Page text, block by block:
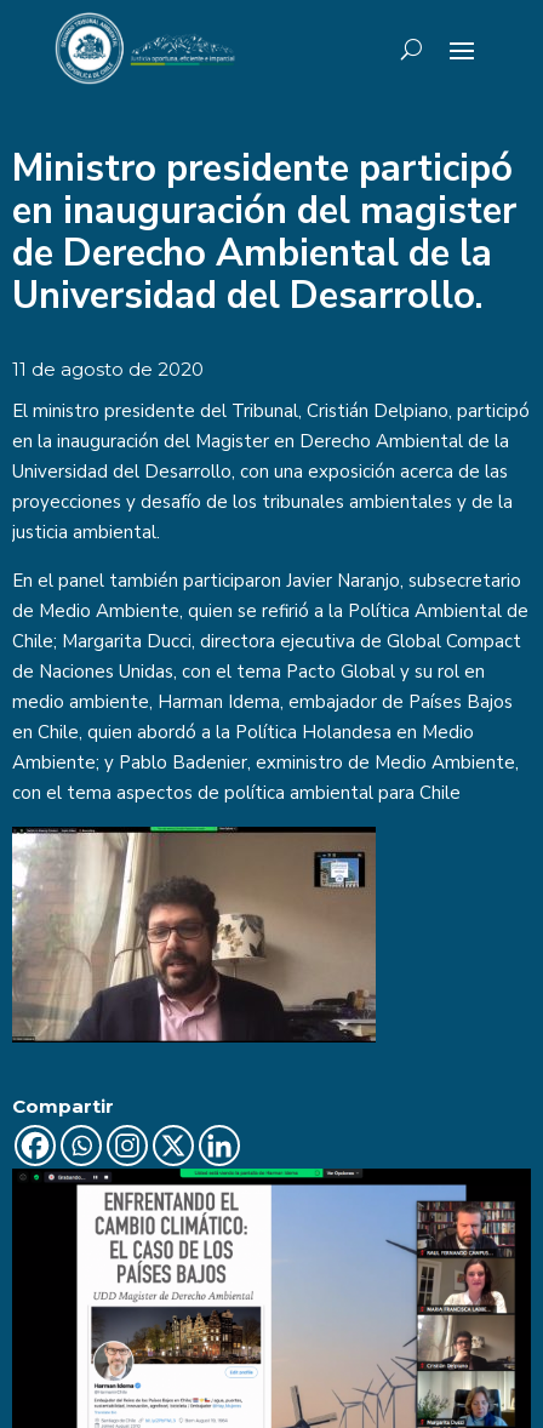
Ministro presidente participó
en inauguración del magister
de Derecho Ambiental de la
Universidad del Desarrollo.
11 de agosto de 2020
El ministro presidente del Tribunal, Cristián Delpiano, participó
en la inauguración del Magister en Derecho Ambiental de la
Universidad del Desarrollo, con una exposición acerca de las
proyecciones y desafío de los tribunales ambientales y de la
justicia ambiental.
En el panel también participaron Javier Naranjo, subsecretario
de Medio Ambiente, quien se refirió a la Política Ambiental de
Chile; Margarita Ducci, directora ejecutiva de Global Compact
de Naciones Unidas, con el tema Pacto Global y su rol en
medio ambiente, Harman Idema, embajador de Países Bajos
en Chile, quien abordó a la Política Holandesa en Medio
Ambiente; y Pablo Badenier, exministro de Medio Ambiente,
con el tema aspectos de política ambiental para Chile
Compartir